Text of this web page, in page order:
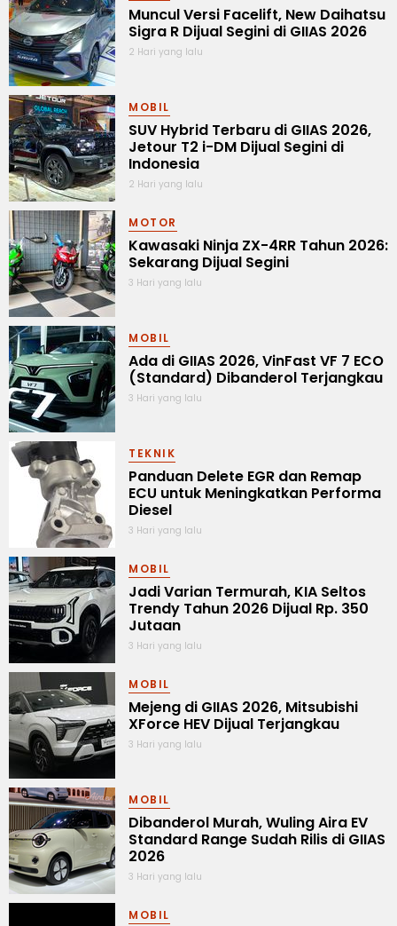
Muncul Versi Facelift, New Daihatsu
Sigra R Dijual Segini di GIIAS 2026
2 Hari yang lalu
MOBIL
SUV Hybrid Terbaru di GIIAS 2026,
Jetour T2 i-DM Dijual Segini di
Indonesia
2 Hari yang lalu
MOTOR
Kawasaki Ninja ZX-4RR Tahun 2026:
Sekarang Dijual Segini
3 Hari yang lalu
MOBIL
Ada di GIIAS 2026, VinFast VF 7 ECO
(Standard) Dibanderol Terjangkau
3 Hari yang lalu
TEKNIK
Panduan Delete EGR dan Remap
ECU untuk Meningkatkan Performa
Diesel
3 Hari yang lalu
MOBIL
Jadi Varian Termurah, KIA Seltos
Trendy Tahun 2026 Dijual Rp. 350
Jutaan
3 Hari yang lalu
MOBIL
Mejeng di GIIAS 2026, Mitsubishi
XForce HEV Dijual Terjangkau
3 Hari yang lalu
MOBIL
Dibanderol Murah, Wuling Aira EV
Standard Range Sudah Rilis di GIIAS
2026
3 Hari yang lalu
MOBIL